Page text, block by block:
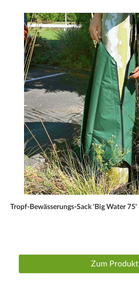
Tropf-Bewässerungs-Sack 'Big Water 75'
Zum Produkt